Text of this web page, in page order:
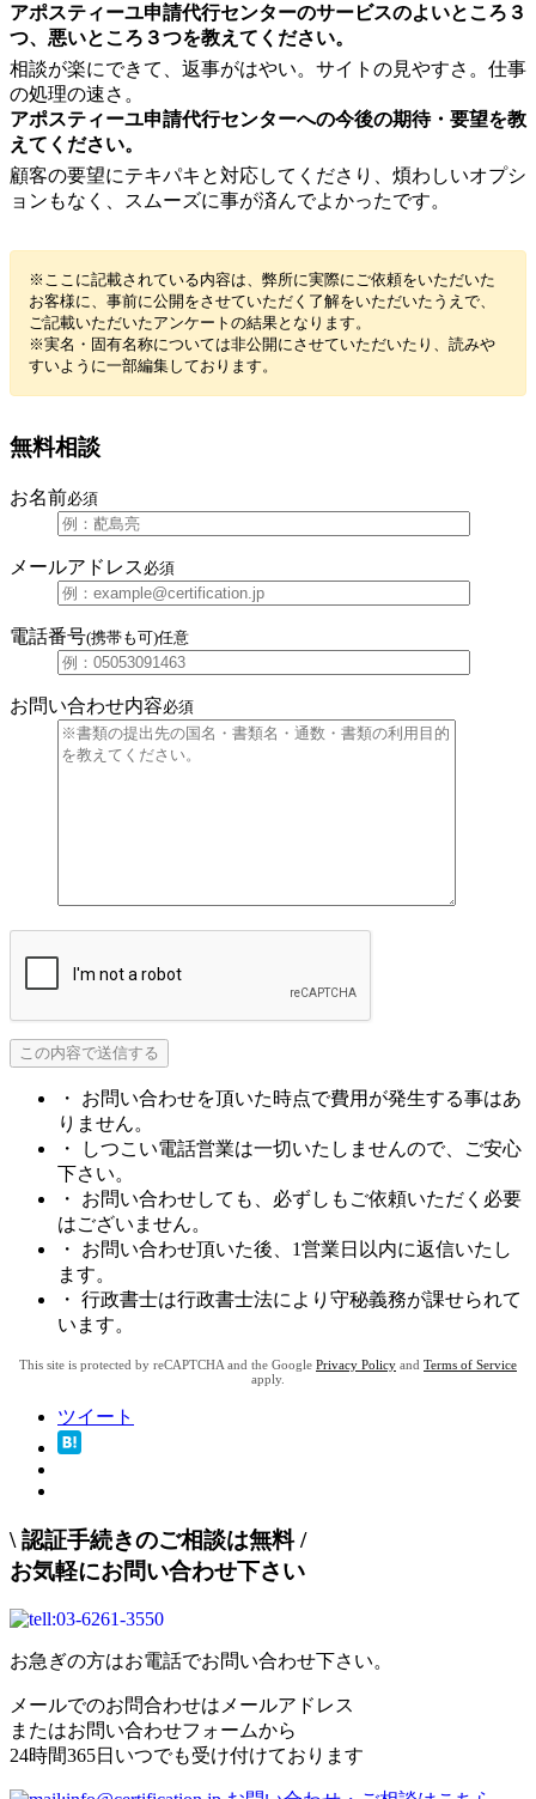
アポスティーユ申請代行センターのサービスのよいところ３
つ、悪いところ３つを教えてください。
相談が楽にできて、返事がはやい。サイトの見やすさ。仕事
の処理の速さ。
アポスティーユ申請代行センターへの今後の期待・要望を教
えてください。
顧客の要望にテキパキと対応してくださり、煩わしいオプシ
ョンもなく、スムーズに事が済んでよかったです。
※ここに記載されている内容は、弊所に実際にご依頼をいただいた
お客様に、事前に公開をさせていただく了解をいただいたうえで、
ご記載いただいたアンケートの結果となります。
※実名・固有名称については非公開にさせていただいたり、読みや
すいように一部編集しております。
無料相談
お名前必須
メールアドレス 必須
電話番号(携帯も可)任意
お問い合わせ内容必須
・ お問い合わせを頂いた時点で費用が発生する事はあ
りません。
・ しつこい電話営業は一切いたしませんので、ご安心
下さい。
・ お問い合わせしても、必ずしもご依頼いただく必要
はございません。
・ お問い合わせ頂いた後、1営業日以内に返信いたし
ます。
・ 行政書士は行政書士法により守秘義務が課せられて
います。
This site is protected by reCAPTCHA and the Google Privacy Policy and Terms of Service
apply.
ツイート
\ 認証手続きのご相談は無料/
お気軽にお問い合わせ下さい
お急ぎの方はお電話でお問い合わせ下さい。
メールでのお問合わせはメールアドレス
またはお問い合わせフォームから
24時間365日いつでも受け付けております